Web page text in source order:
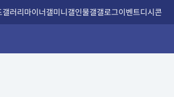
갤러리마이너갤미니갤인물갤갤로그이벤트디시콘